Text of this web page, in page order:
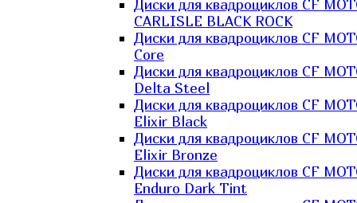
Диски для квадроциклов CF
CARLISLE BLACK ROCK
Диски для квадроциклов CF
Core
Диски для квадроциклов CF
Delta Steel
Диски для квадроциклов CF
Elixir Black
Диски для квадроциклов CF
Elixir Bronze
Диски для квадроциклов CF
Enduro Dark Tint